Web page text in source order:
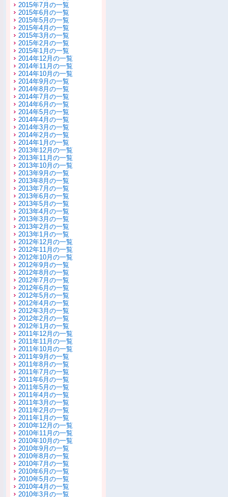
2015年7月の一覧
2015年6月の一覧
2015年5月の一覧
2015年4月の一覧
2015年3月の一覧
2015年2月の一覧
2015年1月の一覧
2014年12月の一覧
2014年11月の一覧
2014年10月の一覧
2014年9月の一覧
2014年8月の一覧
2014年7月の一覧
2014年6月の一覧
2014年5月の一覧
2014年4月の一覧
2014年3月の一覧
2014年2月の一覧
2014年1月の一覧
2013年12月の一覧
2013年11月の一覧
2013年10月の一覧
2013年9月の一覧
2013年8月の一覧
2013年7月の一覧
2013年6月の一覧
2013年5月の一覧
2013年4月の一覧
2013年3月の一覧
2013年2月の一覧
2013年1月の一覧
2012年12月の一覧
2012年11月の一覧
2012年10月の一覧
2012年9月の一覧
2012年8月の一覧
2012年7月の一覧
2012年6月の一覧
2012年5月の一覧
2012年4月の一覧
2012年3月の一覧
2012年2月の一覧
2012年1月の一覧
2011年12月の一覧
2011年11月の一覧
2011年10月の一覧
2011年9月の一覧
2011年8月の一覧
2011年7月の一覧
2011年6月の一覧
2011年5月の一覧
2011年4月の一覧
2011年3月の一覧
2011年2月の一覧
2011年1月の一覧
2010年12月の一覧
2010年11月の一覧
2010年10月の一覧
2010年9月の一覧
2010年8月の一覧
2010年7月の一覧
2010年6月の一覧
2010年5月の一覧
2010年4月の一覧
2010年3月の一覧